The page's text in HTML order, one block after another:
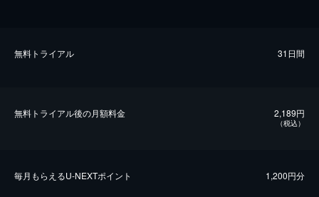
無料トライアル 31日間
無料トライアル後の⽉額料金 2,189円
（税込）
毎⽉もらえるU-NEXTポイント 1,200円分